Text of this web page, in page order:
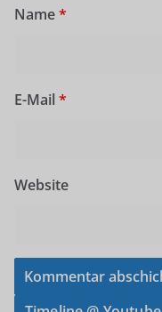
Name*
E-Mail *
Website